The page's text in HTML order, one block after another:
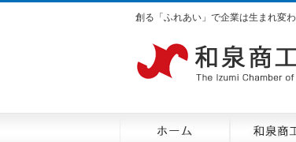
創る「ふれあい」で企業は生まれ変